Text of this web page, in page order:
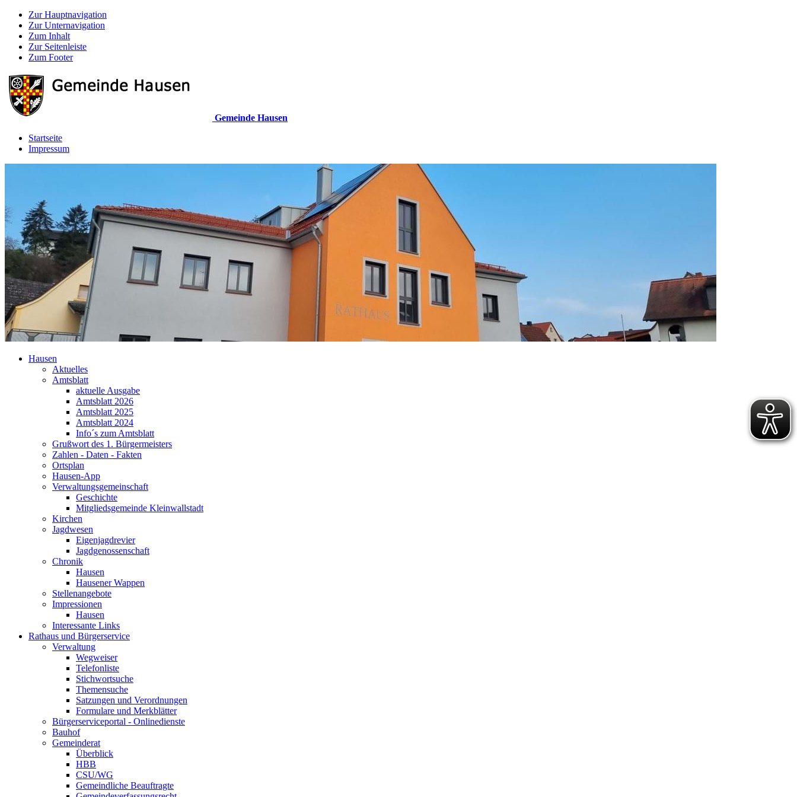
Zur Hauptnavigation
Zur Unternavigation
Zum Inhalt
Zur Seitenleiste
Zum Footer
Gemeinde Hausen
Startseite
Impressum
Hausen
Aktuelles
Amtsblatt
aktuelle Ausgabe
Amtsblatt 2026
Amtsblatt 2025
Amtsblatt 2024
Info´s zum Amtsblatt
Grußwort des 1. Bürgermeisters
Zahlen - Daten - Fakten
Ortsplan
Hausen-App
Verwaltungsgemeinschaft
Geschichte
Mitgliedsgemeinde Kleinwallstadt
Kirchen
Jagdwesen
Eigenjagdrevier
Jagdgenossenschaft
Chronik
Hausen
Hausener Wappen
Stellenangebote
Impressionen
Hausen
Interessante Links
Rathaus und Bürgerservice
Verwaltung
Wegweiser
Telefonliste
Stichwortsuche
Themensuche
Satzungen und Verordnungen
Formulare und Merkblätter
Bürgerserviceportal - Onlinedienste
Bauhof
Gemeinderat
Überblick
HBB
CSU/WG
Gemeindliche Beauftragte